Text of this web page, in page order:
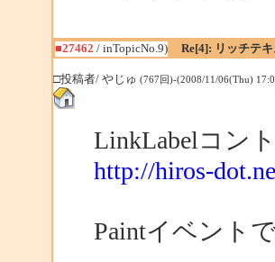
■27462 / inTopicNo.9) Re[4]: リッチテ
□投稿者/ やじゅ (767回)-(2008/11/06(Thu)
LinkLabelコン
http://hiros-
Paintイベント